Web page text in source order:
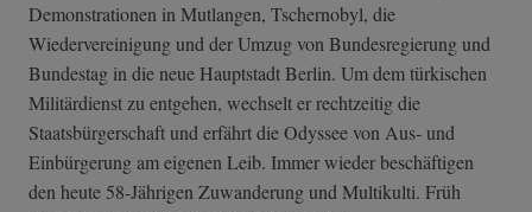
Demonstrationen in Mutlangen, Tschernobyl, die
Wiedervereinigung und der Umzug von Bundesregierung und
Bundestag in die neue Hauptstadt Berlin. Um dem türkischen
Militärdienst zu entgehen, wechselt er rechtzeitig die
Staatsbürgerschaft und erfährt die Odyssee von Aus- und
Einbürgerung am eigenen Leib. Immer wieder beschäftigen
den heute 58-Jährigen Zuwanderung und Multikulti. Früh